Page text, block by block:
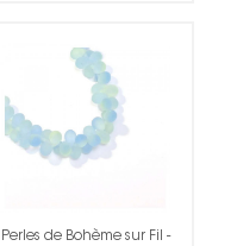
Perles de Bohème sur Fil -